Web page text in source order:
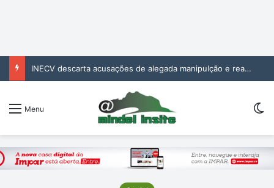
INECV descarta acusações de alegada manipulção e reafirma independência e rigor das estatísticas oficiais
Menu